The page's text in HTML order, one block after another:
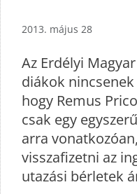
2013. május 28
Az Erdélyi
diákok
hogy Remus
csak egy
arra
visszafizetni az
utazási bérletek